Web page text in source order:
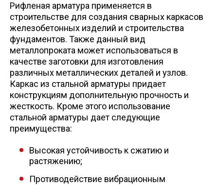
Рифленая арматура применяется в
строительстве для создания сварных каркасов
железобетонных изделий и строительства
фундаментов. Также данный вид
металлопроката может использоваться в
качестве заготовки для изготовления
различных металлических деталей и узлов.
Каркас из стальной арматуры придает
конструкциям дополнительную прочность и
жесткость. Кроме этого использование
стальной арматуры дает следующие
преимущества:
Высокая устойчивость к сжатию и
растяжению;
Противодействие вибрационным